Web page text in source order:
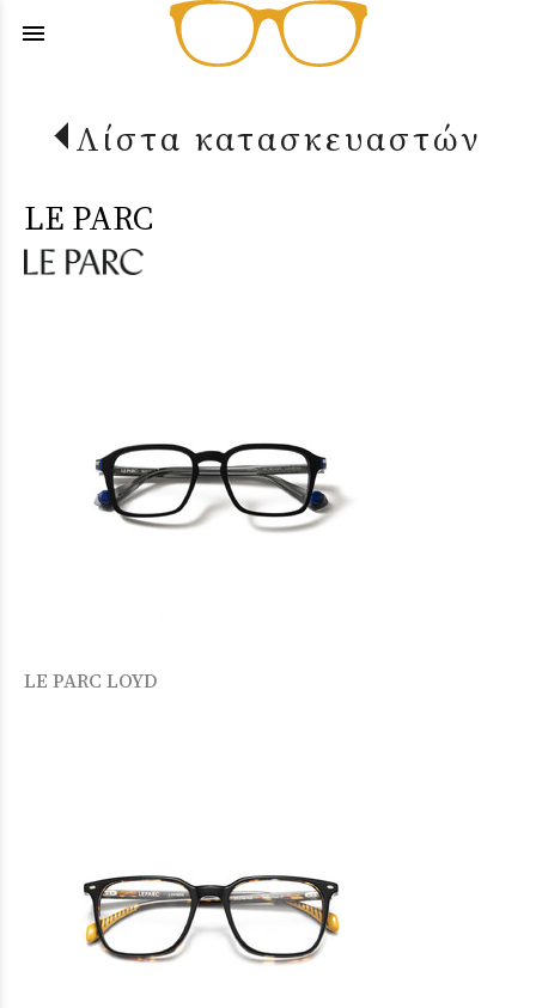
menu
Λίστα κατασκευαστών
LE PARC
LE PARC LOYD